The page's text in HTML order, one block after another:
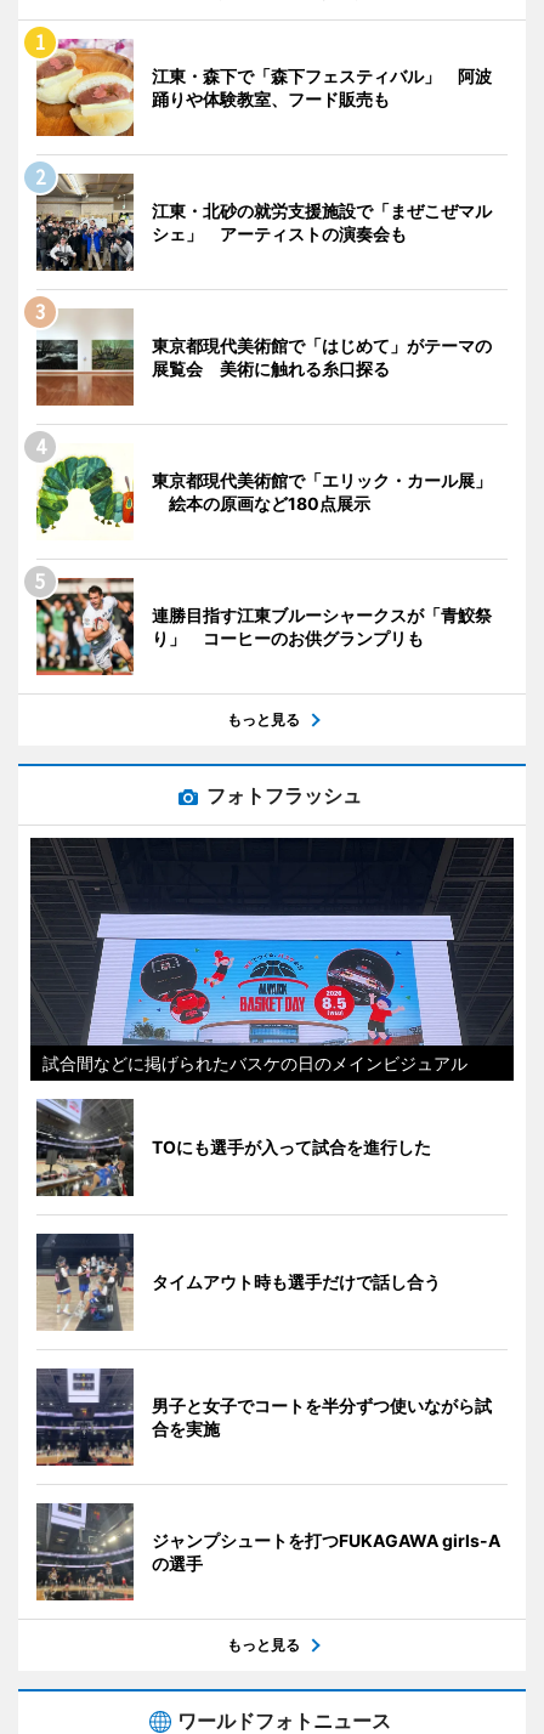
江東・森下で「森下フェスティバル」 阿波
踊りや体験教室、フード販売も
江東・北砂の就労支援施設で「まぜこぜマル
シェ」 アーティストの演奏会も
東京都現代美術館で「はじめて」がテーマの
展覧会 美術に触れる糸口探る
東京都現代美術館で「エリック・カール展」
絵本の原画など180点展示
連勝目指す江東ブルーシャークスが「青鮫祭
り」 コーヒーのお供グランプリも
もっと見る
フォトフラッシュ
試合間などに掲げられたバスケの日のメインビジュアル
TOにも選手が入って試合を進行した
タイムアウト時も選手だけで話し合う
男子と女子でコートを半分ずつ使いながら試
合を実施
ジャンプシュートを打つFUKAGAWA girls-A
の選手
もっと見る
ワールドフォトニュース